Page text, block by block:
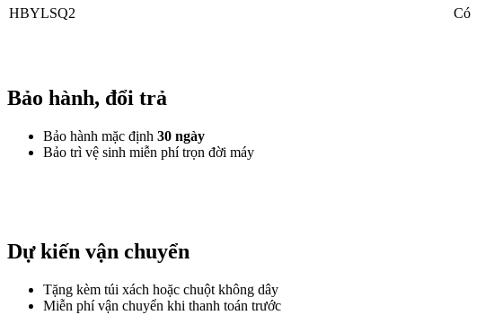
HBYLSQ2
Có
Bảo hành, đổi trả
Bảo hành mặc định 30 ngày
Bảo trì vệ sinh miễn phí trọn đời máy
Dự kiến vận chuyển
Tặng kèm túi xách hoặc chuột không dây
Miễn phí vận chuyển khi thanh toán trước